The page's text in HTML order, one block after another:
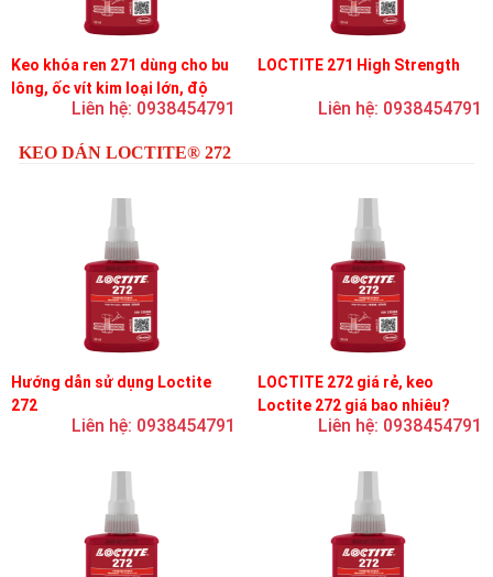
Keo khóa ren 271 dùng cho bu
lông, ốc vít kim loại lớn, độ
nhớt thấp, độ bền cao
Liên hệ: 0938454791
LOCTITE 271 High Strength
Liên hệ: 0938454791
KEO DÁN LOCTITE® 272
Hướng dẫn sử dụng Loctite
272
Liên hệ: 0938454791
LOCTITE 272 giá rẻ, keo
Loctite 272 giá bao nhiêu?
Liên hệ: 0938454791